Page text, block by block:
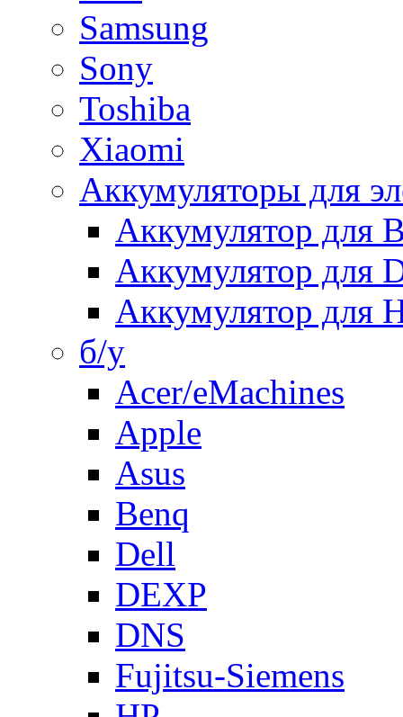
Samsung
Sony
Toshiba
Xiaomi
Аккумуляторы для
Аккумулятор для
Аккумулятор для
Аккумулятор для
б/у
Acer/eMachines
Apple
Asus
Benq
Dell
DEXP
DNS
Fujitsu-Siemens